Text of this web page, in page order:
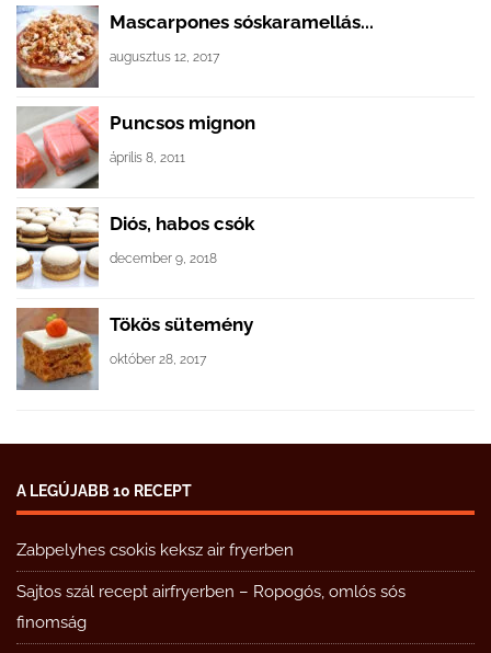
Mascarpones sóskaramellás...
augusztus 12, 2017
Puncsos mignon
április 8, 2011
Diós, habos csók
december 9, 2018
Tökös sütemény
október 28, 2017
A LEGÚJABB 10 RECEPT
Zabpelyhes csokis keksz air fryerben
Sajtos szál recept airfryerben – Ropogós, omlós sós
finomság